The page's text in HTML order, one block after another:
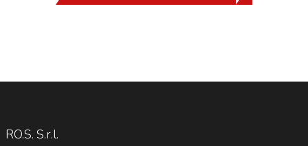
RO.S. S.r.l.